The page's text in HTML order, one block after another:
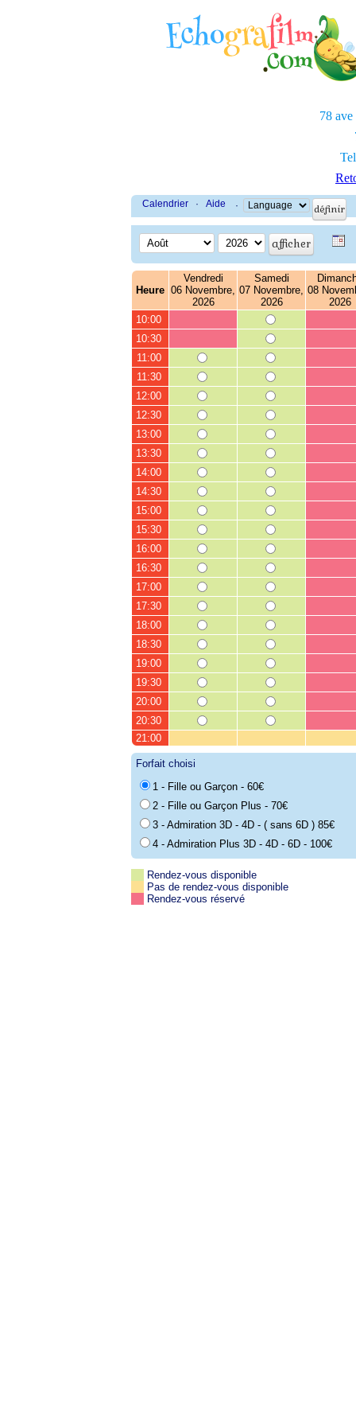
78 ave
Calendrier · Aide ·
Heure
Vendredi
06 Novembre,
2026
Samedi
07 Novembre,
2026
08
2026
10:00
10:30
11:00
11:30
12:00
12:30
13:00
13:30
14:00
14:30
15:00
15:30
16:00
16:30
17:00
17:30
18:00
18:30
19:00
19:30
20:00
20:30
21:00
Forfait choisi
1 - Fille ou Garçon - 60€
2 - Fille ou Garçon Plus - 70€
3 - Admiration 3D - 4D - ( sans 6D ) 85€
4 - Admiration Plus 3D - 4D - 6D - 100€
Rendez-vous disponible
Pas de rendez-vous disponible
Rendez-vous réservé